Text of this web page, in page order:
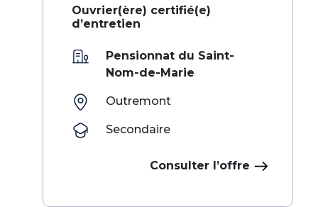
Ouvrier(ère) certifié(e)
d’entretien
Pensionnat du Saint-
Nom-de-Marie
Outremont
Secondaire
Consulter l’offre